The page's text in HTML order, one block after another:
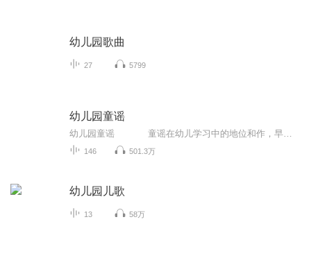
幼儿园歌曲
27 5799
幼儿园童谣
146 501.3万
幼儿园儿歌
13 58万